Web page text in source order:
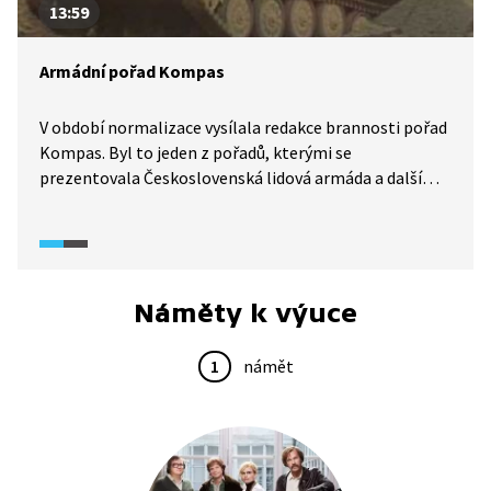
13:59
Armádní pořad Kompas
V období normalizace vysílala redakce brannosti pořad
Kompas. Byl to jeden z pořadů, kterými se
prezentovala Československá lidová armáda a další
a ukazuje společné cvičení armád sedmi zemí
cvičením na našem území v historii.
Náměty k výuce
1 námět